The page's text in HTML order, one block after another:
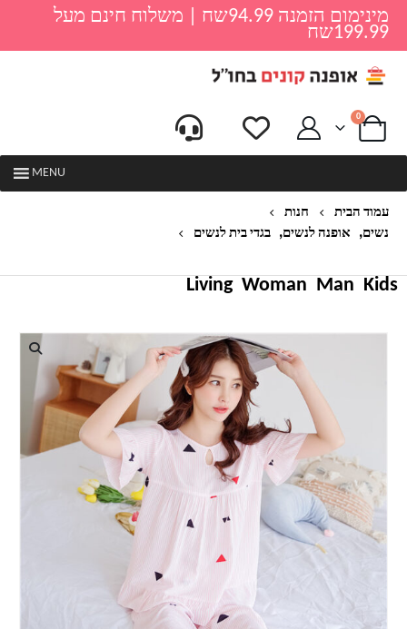
מינימום הזמנה 94.99שח | משלוח חינם מעל
199.99שח
0
MENU
עמוד הבית
חנות
נשים, אופנה לנשים, בגדי בית לנשים
Kids
Man
Woman
Living